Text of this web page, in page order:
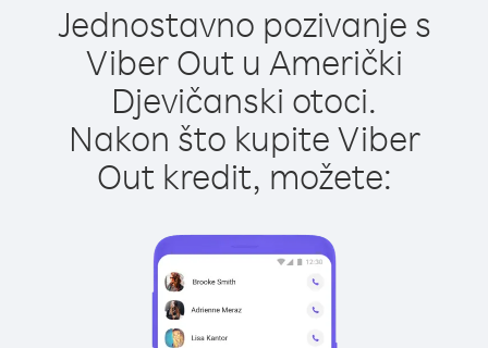
Jednostavno pozivanje s
Viber Out u Američki
Djevičanski otoci.
Nakon što kupite Viber
Out kredit, možete: